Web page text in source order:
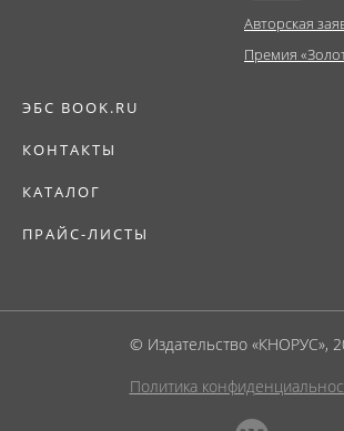
Авторская
Премия
ЭБС BOOK.RU
КОНТАКТЫ
КАТАЛОГ
ПРАЙС-ЛИСТЫ
© Издательство «КНОРУС»,
Политика